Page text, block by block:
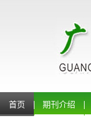
首页 期刊介绍